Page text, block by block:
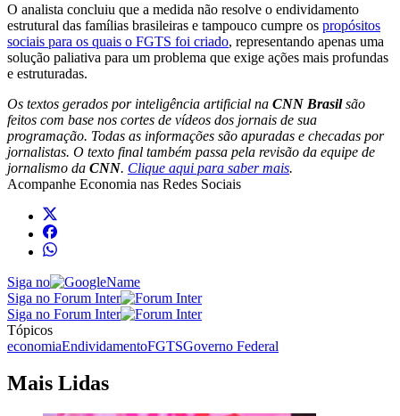
O analista concluiu que a medida não resolve o endividamento
estrutural das famílias brasileiras e tampouco cumpre os propósitos
sociais para os quais o FGTS foi criado, representando apenas uma
solução paliativa para um problema que exige ações mais profundas
e estruturadas.
Os textos gerados por inteligência artificial na CNN Brasilsão
feitos com base nos cortes de vídeos dos jornais de sua
programação. Todas as informações são apuradas e checadas por
jornalistas. O texto final também passa pela revisão da equipe de
jornalismo da CNN. Clique aqui para saber mais.
Acompanhe Economia nas Redes Sociais
Siga no
Siga no Forum Inter
Siga no Forum Inter
Tópicos
economiaEndividamentoFGTSGoverno Federal
Mais Lidas